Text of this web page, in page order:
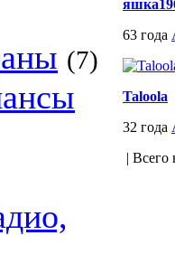
(7)
63 года
Taloola
32 года
| Всего